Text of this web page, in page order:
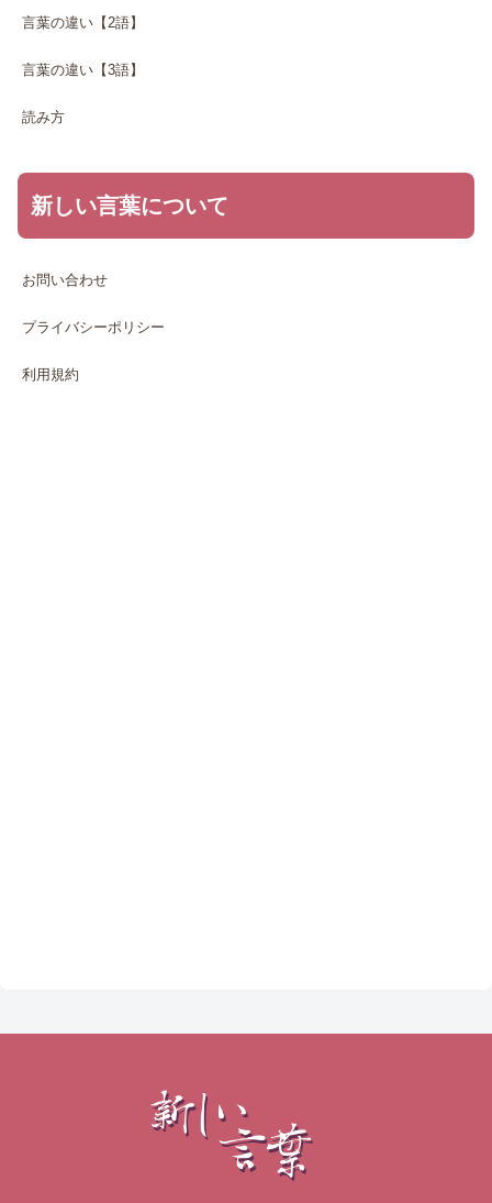
言葉の違い【2語】
言葉の違い【3語】
読み方
新しい言葉について
お問い合わせ
プライバシーポリシー
利用規約